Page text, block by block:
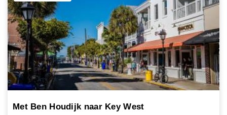
Met Ben Houdijk naar Key West